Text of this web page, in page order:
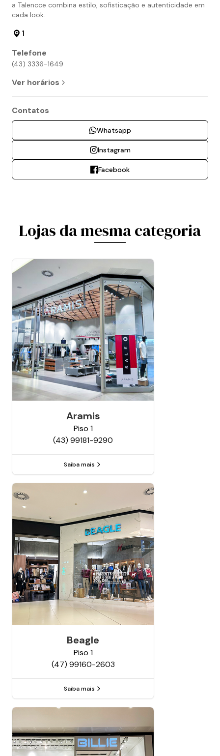
a Talencce combina estilo, sofisticação e autenticidade em
cada look.
1
Telefone
(43) 3336-1649
Ver horários
Contatos
Whatsapp
Instagram
Facebook
Lojas da mesma categoria
Aramis
Piso 1
(43) 99181-9290
Saiba mais
Beagle
Piso 1
(47) 99160-2603
Saiba mais